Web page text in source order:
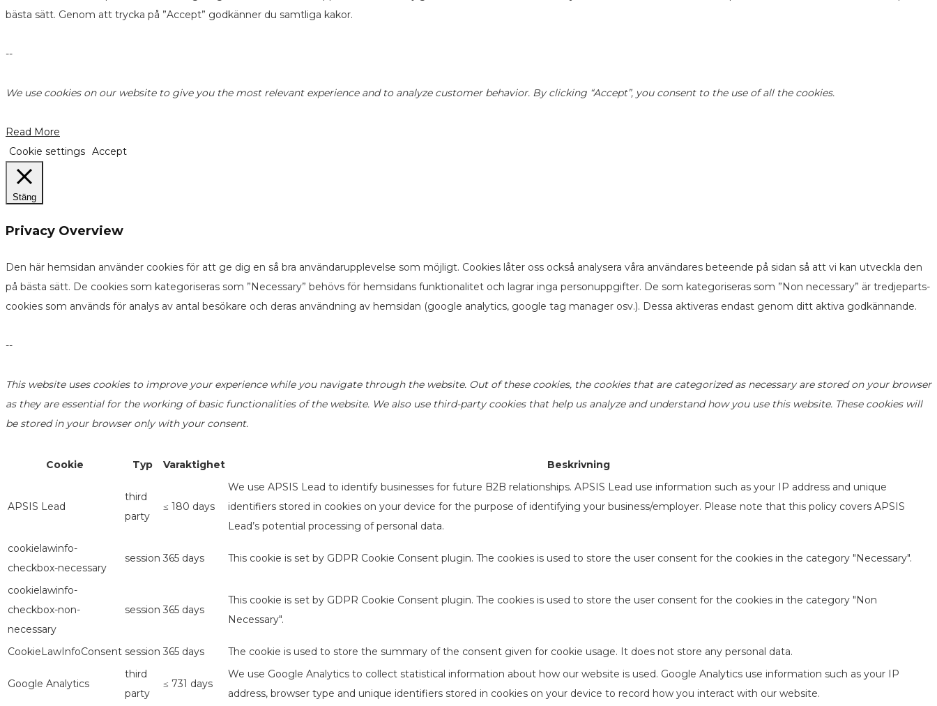
bästa sätt. Genom att trycka på ”Accept” godkänner du samtliga kakor.
--
We use cookies on our website to give you the most relevant experience and to analyze customer behavior. By clicking “Accept”, you consent to the use of all the cookies.
Read More
Cookie settings Accept
Stäng
Privacy Overview
Den här hemsidan använder cookies för att ge dig en så bra användarupplevelse som möjligt. Cookies låter oss också analysera våra användares beteende på sidan så att vi kan utveckla den
på bästa sätt. De cookies som kategoriseras som ”Necessary” behövs för hemsidans funktionalitet och lagrar inga personuppgifter. De som kategoriseras som ”Non necessary” är tredjeparts-
cookies som används för analys av antal besökare och deras användning av hemsidan (google analytics, google tag manager osv.). Dessa aktiveras endast genom ditt aktiva godkännande.
--
This website uses cookies to improve your experience while you navigate through the website. Out of these cookies, the cookies that are categorized as necessary are stored on your browser
as they are essential for the working of basic functionalities of the website. We also use third-party cookies that help us analyze and understand how you use this website. These cookies will
be stored in your browser only with your consent.
Cookie Typ Varaktighet Beskrivning
APSIS Lead
third
party
≤ 180 days
We use APSIS Lead to identify businesses for future B2B relationships. APSIS Lead use information such as your IP address and unique
identifiers stored in cookies on your device for the purpose of identifying your business/employer. Please note that this policy covers APSIS
Lead’s potential processing of personal data.
cookielawinfo-
checkbox-necessary
session 365 days This cookie is set by GDPR Cookie Consent plugin. The cookies is used to store the user consent for the cookies in the category "Necessary".
cookielawinfo-
checkbox-non-
necessary
session 365 days
This cookie is set by GDPR Cookie Consent plugin. The cookies is used to store the user consent for the cookies in the category "Non
Necessary".
CookieLawInfoConsent session 365 days The cookie is used to store the summary of the consent given for cookie usage. It does not store any personal data.
Google Analytics
third
party
≤ 731 days
We use Google Analytics to collect statistical information about how our website is used. Google Analytics use information such as your IP
address, browser type and unique identifiers stored in cookies on your device to record how you interact with our website.